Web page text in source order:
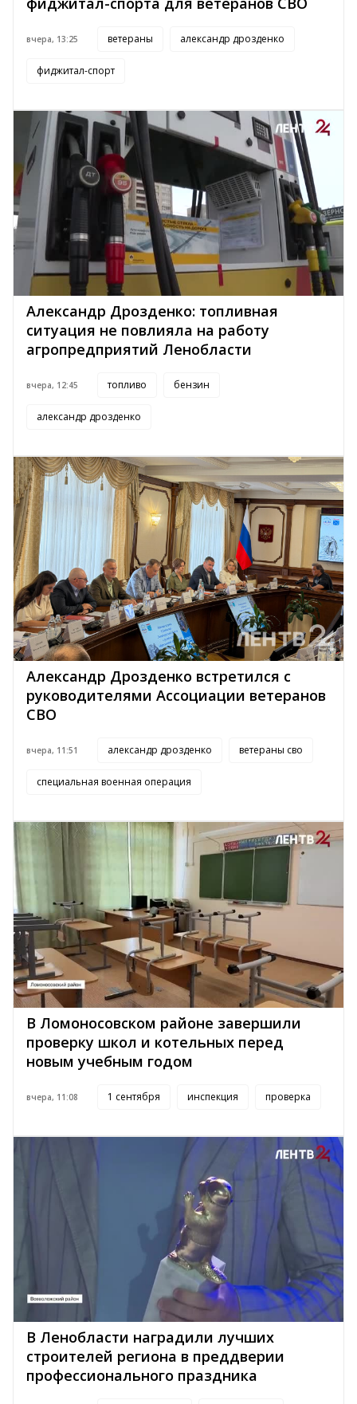
вчера, 13:25 ветераны александр дрозденко
фиджитал-спорт
Александр Дрозденко: топливная
ситуация не повлияла на работу
агропредприятий Ленобласти
вчера, 12:45 топливо бензин
александр дрозденко
Александр Дрозденко встретился с
руководителями Ассоциации ветеранов
СВО
вчера, 11:51 александр дрозденко ветераны сво
специальная военная операция
В Ломоносовском районе завершили
проверку школ и котельных перед
новым учебным годом
вчера, 11:08 1 сентября инспекция проверка
В Ленобласти наградили лучших
строителей региона в преддверии
профессионального праздника